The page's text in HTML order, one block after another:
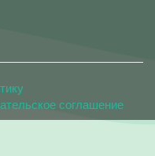
соглашение